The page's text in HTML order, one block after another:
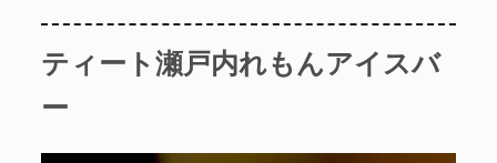
ティート瀬戸内れもんアイスバ
ー